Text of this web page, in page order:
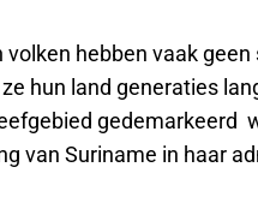
volken hebben vaak
hun land generaties
gedemarkeerd
van Suriname in haar